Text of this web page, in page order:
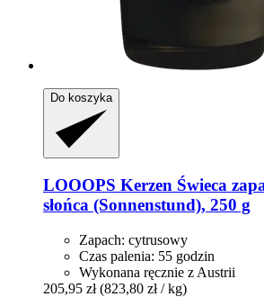
Do koszyka
LOOOPS Kerzen Świeca
słońca (Sonnenstund), 250 g
Zapach: cytrusowy
Czas palenia: 55 godzin
Wykonana ręcznie z Austrii
205,95 zł (823,80 zł / kg)